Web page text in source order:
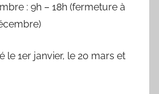
: 9h – 18h (fermeture à
le 1er janvier, le 20 mars et